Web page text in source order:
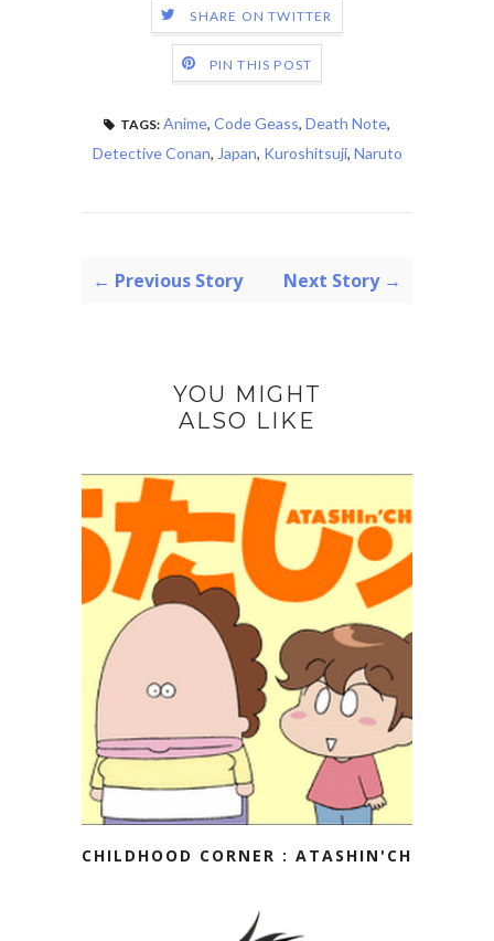
SHARE ON TWITTER
PIN THIS POST
TAGS: Anime, Code Geass, Death Note,
Detective Conan, Japan, Kuroshitsuji, Naruto
← Previous Story Next Story →
YOU MIGHT
ALSO LIKE
CHILDHOOD CORNER : ATASHIN'CHI